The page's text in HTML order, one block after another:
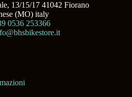
13/15/17 41042 Fiorano
(MO) italy
0536 253366